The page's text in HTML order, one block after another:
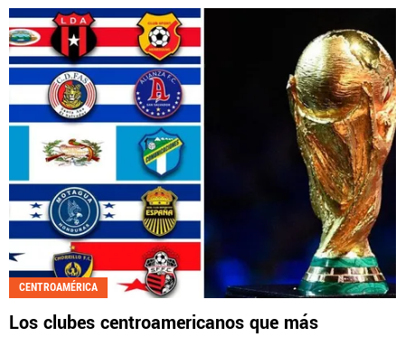
CENTROAMÉRICA
Los clubes centroamericanos que más